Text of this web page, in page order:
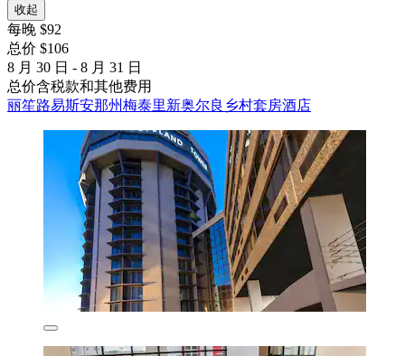
收起
每晚 $92
总价 $106
8 月 30 日 - 8 月 31 日
总价含税款和其他费用
丽笙路易斯安那州梅泰里新奥尔良乡村套房酒店